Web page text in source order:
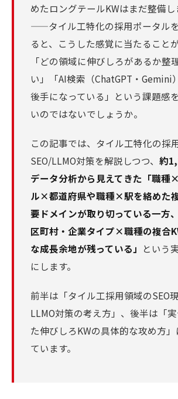
めたロングテールKWはまだ整備
——タイル工特化の採用ポータル
ると、こうした感覚に当たることが
「どの領域に伸びしろがあるか整
い」「AI検索（ChatGPT・Gemini
後手になっている」という課題感
いのではないでしょうか。
この記事では、タイル工特化の採
SEO/LLMO対策を解説しつつ、 約
データ分析から見えてきた「職種
ル×都道府県や職種×駅を絡めた
要ドメインが取り切っている一方
区町村・企業タイプ×職種の複合
な成長余地が残っている」 という
にします。
前半は「タイル工採用領域のSEO
LLMO対策の考え方」、後半は「
た伸びしろKWの具体的な攻め方
ています。